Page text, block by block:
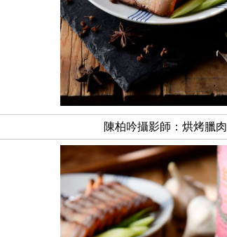
陳柏吟攝影師：烘烤臘肉